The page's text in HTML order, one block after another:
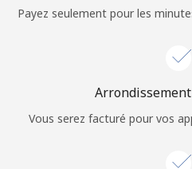
Payez seulement pour les
Vous serez facturé pour vos